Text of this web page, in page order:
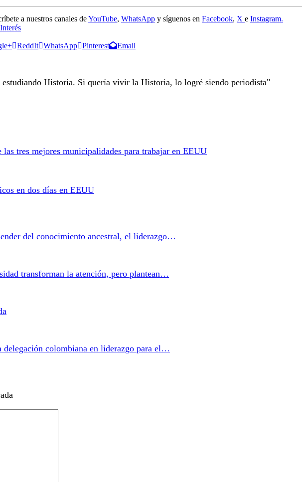
a nuestros canales deYouTube, WhatsApp y síguenos en Facebook, X e Instagram.
ReddIt WhatsApp Pinterest Email
Historia. Si quería vivir la Historia, lo logré siendo periodista"
tres mejores municipalidades para trabajar en EEUU
en dos días en EEUU
del conocimiento ancestral, el liderazgo…
transforman la atención, pero plantean…
colombiana en liderazgo para el…